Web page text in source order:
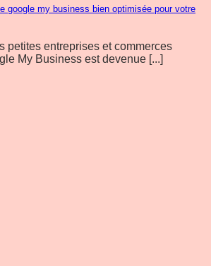
google my business bien optimisée pour votre
petites entreprises et commerces
My Business est devenue [...]